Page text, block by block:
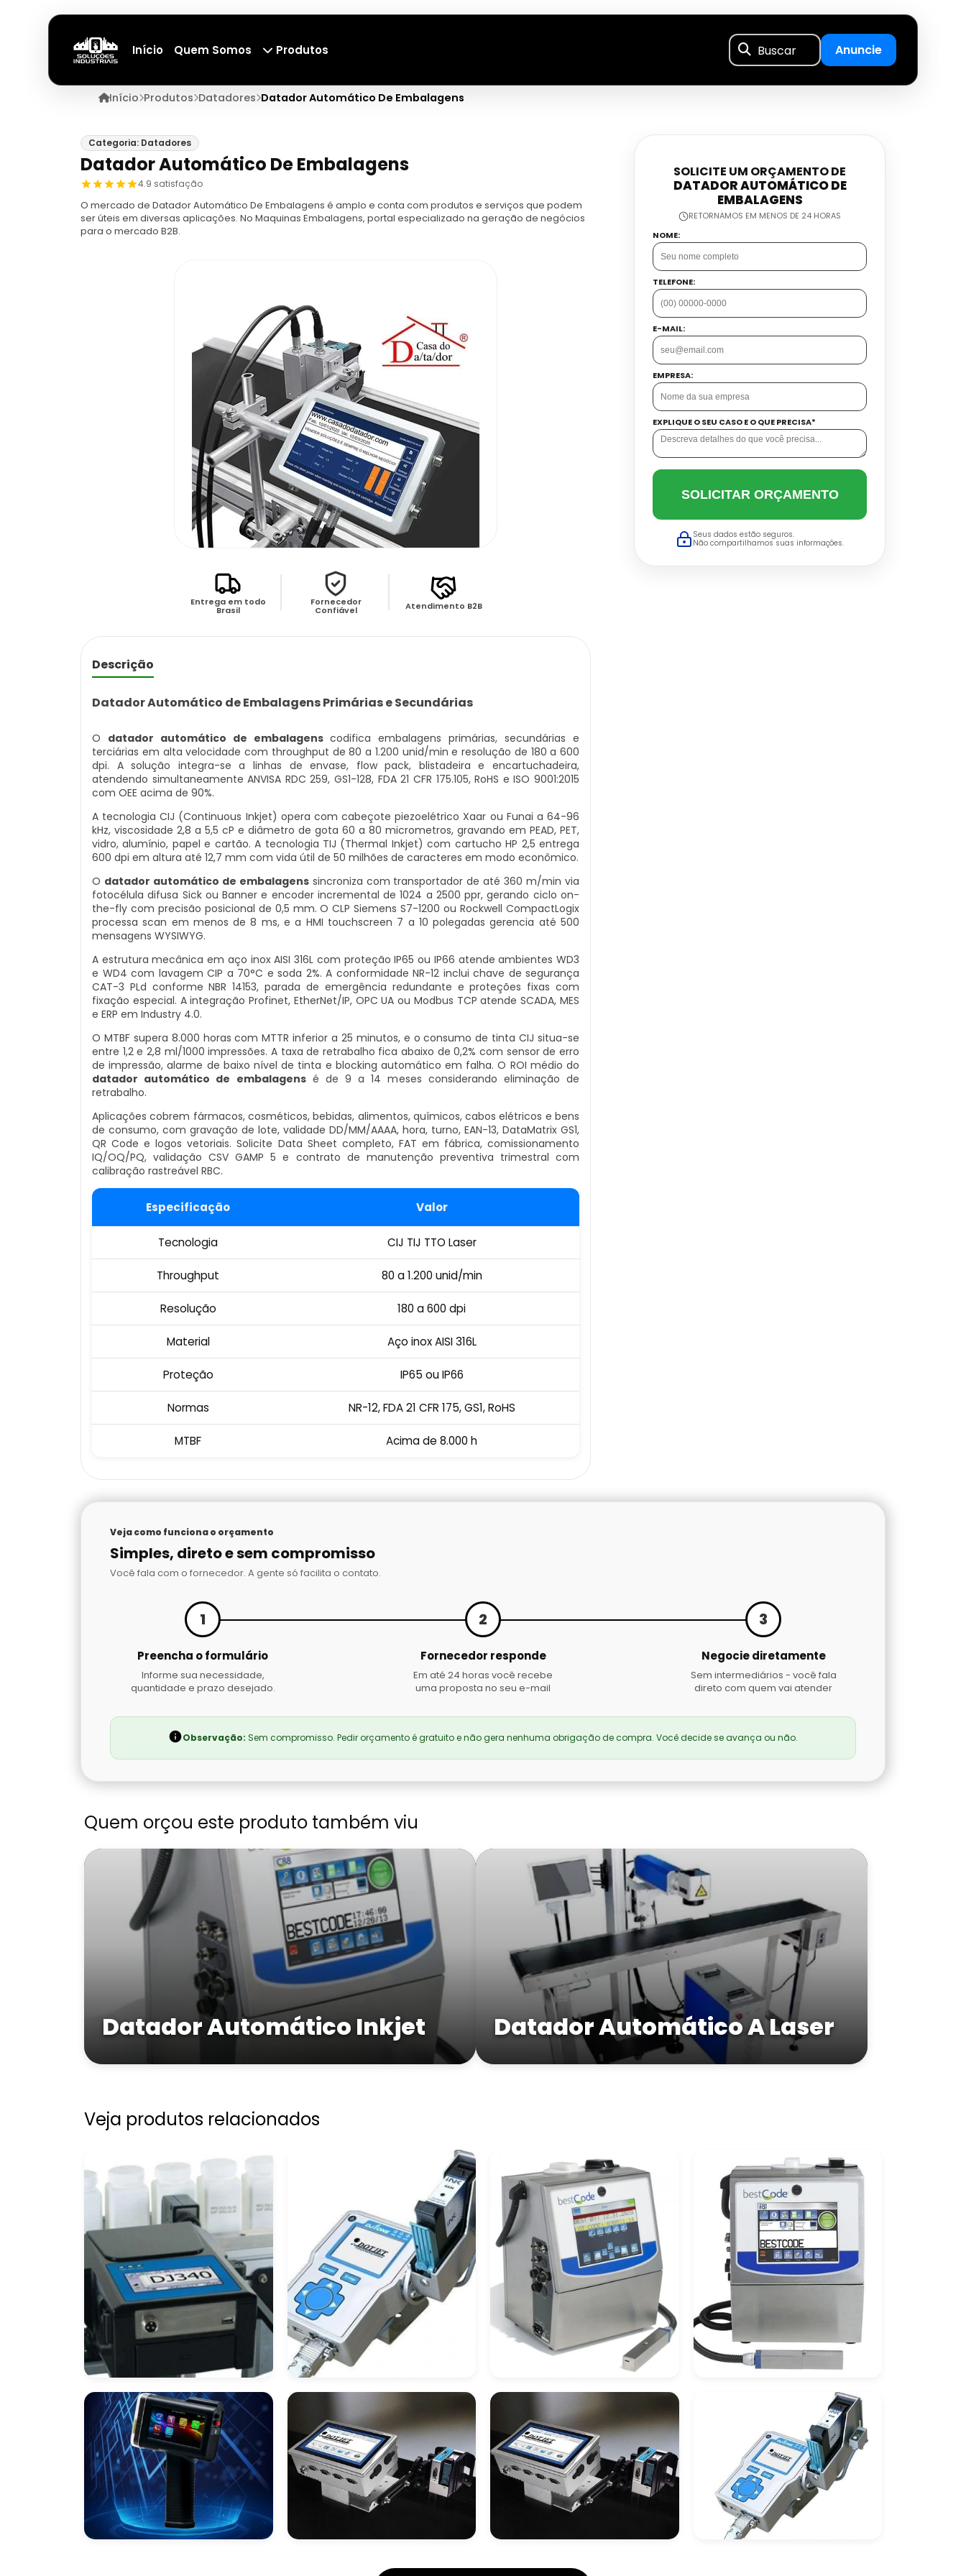
Início Quem Somos Produtos Buscar Anuncie
Início Produtos Datadores Datador Automático De Embalagens
Categoria: Datadores
Datador Automático De Embalagens
4.9 satisfação
O mercado de Datador Automático De Embalagens é amplo e conta com produtos e serviços que podem
ser úteis em diversas aplicações. No Maquinas Embalagens, portal especializado na geração de negócios
para o mercado B2B.
Entrega em todo
Brasil
Fornecedor
Confiável Atendimento B2B
Descrição
Datador Automático de Embalagens Primárias e Secundárias
O datador automático de embalagenscodifica embalagens primárias, secundárias e
terciárias em alta velocidade com throughput de 80 a 1.200 unid/min e resolução de 180 a 600
dpi. A solução integra-se a linhas de envase, flow pack, blistadeira e encartuchadeira,
atendendo simultaneamente ANVISA RDC 259, GS1-128, FDA 21 CFR 175.105, RoHS e ISO 9001:2015
com OEE acima de 90%.
A tecnologia CIJ (Continuous Inkjet) opera com cabeçote piezoelétrico Xaar ou Funai a 64-96
kHz, viscosidade 2,8 a 5,5 cP e diâmetro de gota 60 a 80 micrometros, gravando em PEAD, PET,
vidro, alumínio, papel e cartão. A tecnologia TIJ (Thermal Inkjet) com cartucho HP 2,5 entrega
600 dpi em altura até 12,7 mm com vida útil de 50 milhões de caracteres em modo econômico.
O datador automático de embalagenssincroniza com transportador de até 360 m/min via
fotocélula difusa Sick ou Banner e encoder incremental de 1024 a 2500 ppr, gerando ciclo on-
the-fly com precisão posicional de 0,5 mm. O CLP Siemens S7-1200 ou Rockwell CompactLogix
processa scan em menos de 8 ms, e a HMI touchscreen 7 a 10 polegadas gerencia até 500
mensagens WYSIWYG.
A estrutura mecânica em aço inox AISI 316L com proteção IP65 ou IP66 atende ambientes WD3
e WD4 com lavagem CIP a 70°C e soda 2%. A conformidade NR-12 inclui chave de segurança
CAT-3 PLd conforme NBR 14153, parada de emergência redundante e proteções fixas com
fixação especial. A integração Profinet, EtherNet/IP, OPC UA ou Modbus TCP atende SCADA, MES
e ERP em Industry 4.0.
O MTBF supera 8.000 horas com MTTR inferior a 25 minutos, e o consumo de tinta CIJ situa-se
entre 1,2 e 2,8 ml/1000 impressões. A taxa de retrabalho fica abaixo de 0,2% com sensor de erro
de impressão, alarme de baixo nível de tinta e blocking automático em falha. O ROI médio do
datador automático de embalagensé de 9 a 14 meses considerando eliminação de
retrabalho.
Aplicações cobrem fármacos, cosméticos, bebidas, alimentos, químicos, cabos elétricos e bens
de consumo, com gravação de lote, validade DD/MM/AAAA, hora, turno, EAN-13, DataMatrix GS1,
QR Code e logos vetoriais. Solicite Data Sheet completo, FAT em fábrica, comissionamento
IQ/OQ/PQ, validação CSV GAMP 5 e contrato de manutenção preventiva trimestral com
calibração rastreável RBC.
Especificação Valor
Tecnologia CIJ TIJ TTO Laser
Throughput 80 a 1.200 unid/min
Resolução 180 a 600 dpi
Material Aço inox AISI 316L
Proteção IP65 ou IP66
Normas NR-12, FDA 21 CFR 175, GS1, RoHS
MTBF Acima de 8.000 h
SOLICITE UM ORÇAMENTO DE
DATADOR AUTOMÁTICO DE
EMBALAGENS
RETORNAMOS EM MENOS DE 24 HORAS
NOME:
TELEFONE:
E-MAIL:
EMPRESA:
EXPLIQUE O SEU CASO E O QUE PRECISA*
SOLICITAR ORÇAMENTO
Seus dados estão seguros.
Não compartilhamos suas informações.
Veja como funciona o orçamento
Simples, direto e sem compromisso
Você fala com o fornecedor. A gente só facilita o contato.
1
Preencha o formulário
Informe sua necessidade,
quantidade e prazo desejado.
2
Fornecedor responde
Em até 24 horas você recebe
uma proposta no seu e-mail
3
Negocie diretamente
Sem intermediários - você fala
direto com quem vai atender
Observação: Sem compromisso. Pedir orçamento é gratuito e não gera nenhuma obrigação de compra. Você decide se avança ou não.
Quem orçou este produto também viu
Datador Automático Inkjet Datador Automático A Laser
Veja produtos relacionados
Datadores Datador De Potes
Datador Automático
Para Linha De
Produção
Datador Industrial